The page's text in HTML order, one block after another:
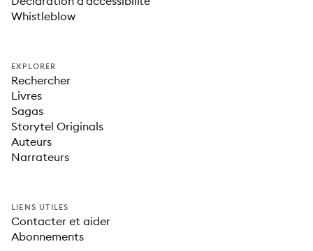
Whistleblow
EXPLORER
Rechercher
Livres
Sagas
Storytel Originals
Auteurs
Narrateurs
LIENS UTILES
Contacter et aider
Abonnements